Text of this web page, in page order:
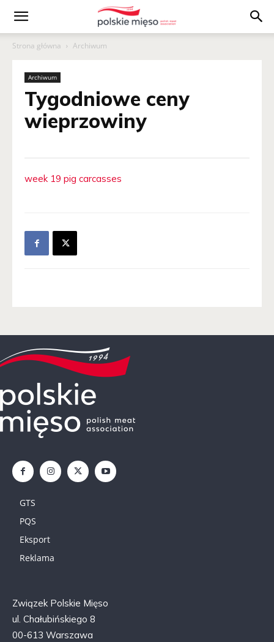
Polskie
Mięso
Strona główna Archiwum
Archiwum
Tygodniowe ceny
wieprzowiny
week 19 pig carcasses
GTS
PQS
Eksport
Reklama
Związek Polskie Mięso
ul. Chałubińskiego 8
00-613 Warszawa